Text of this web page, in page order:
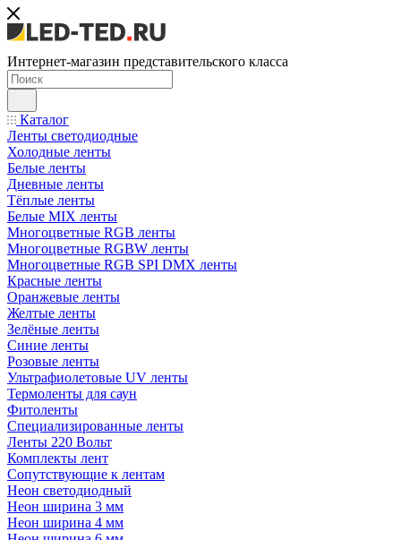
Интернет-магазин представительского класса
Каталог
Ленты светодиодные
Холодные ленты
Белые ленты
Дневные ленты
Тёплые ленты
Белые MIX ленты
Многоцветные RGB ленты
Многоцветные RGBW ленты
Многоцветные RGB SPI DMX ленты
Красные ленты
Оранжевые ленты
Желтые ленты
Зелёные ленты
Синие ленты
Розовые ленты
Ультрафиолетовые UV ленты
Термоленты для саун
Фитоленты
Специализированные ленты
Ленты 220 Вольт
Комплекты лент
Сопутствующие к лентам
Неон светодиодный
Неон ширина 3 мм
Неон ширина 4 мм